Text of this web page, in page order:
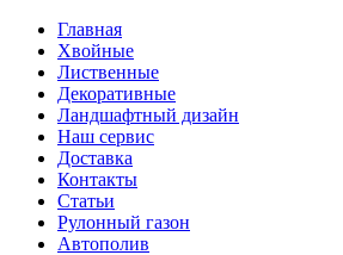
Главная
Хвойные
Лиственные
Декоративные
Ландшафтный дизайн
Наш сервис
Доставка
Контакты
Статьи
Рулонный газон
Автополив